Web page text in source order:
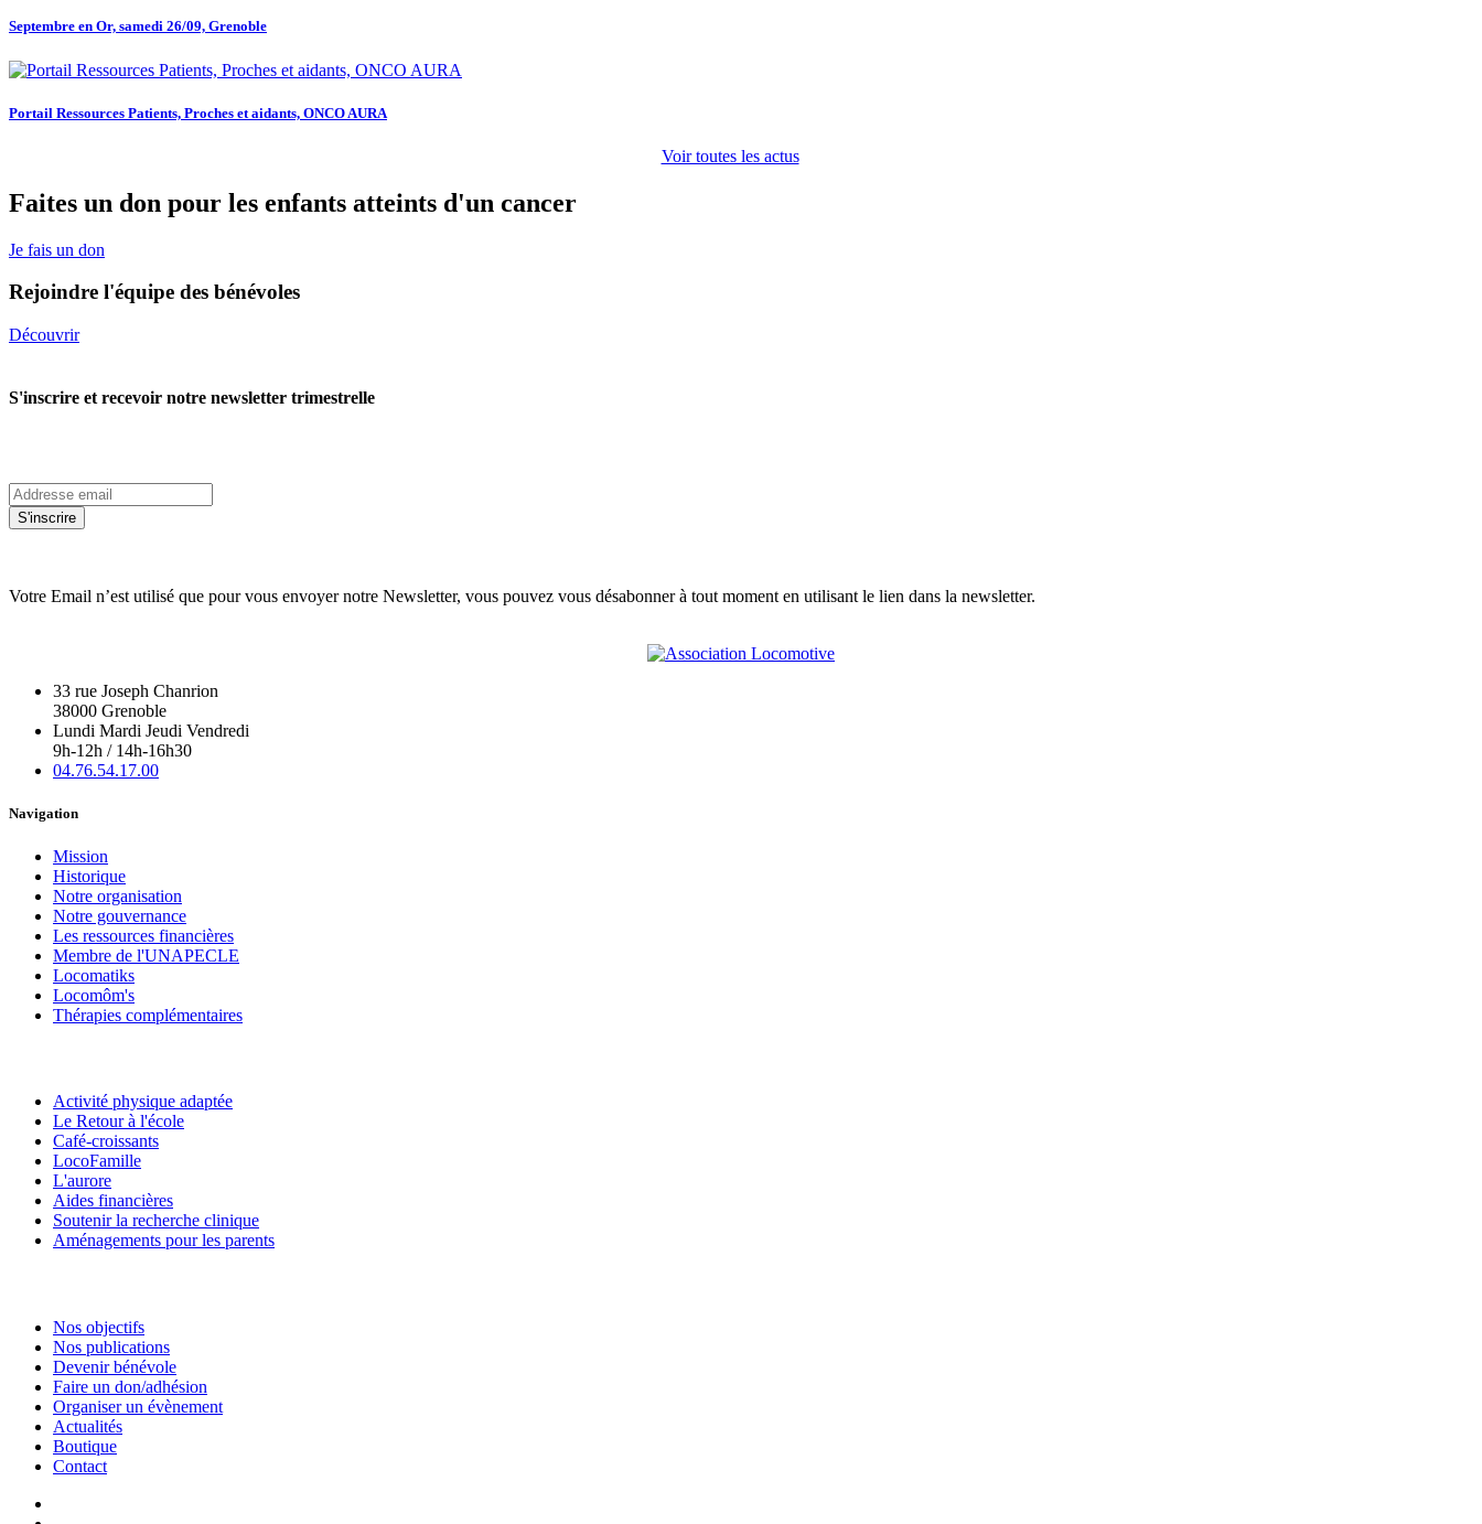
Septembre en Or, samedi 26/09, Grenoble
Portail Ressources Patients, Proches et aidants, ONCO AURA
Voir toutes les actus
Faites un don pour les enfants atteints d'un cancer
Je fais un don
Rejoindre l'équipe des bénévoles
Découvrir
S'inscrire et recevoir notre newsletter trimestrelle
S'inscrire
Votre Email n’est utilisé que pour vous envoyer notre Newsletter, vous pouvez vous désabonner à tout moment en utilisant le lien dans la newsletter.
33 rue Joseph Chanrion
38000 Grenoble
Lundi Mardi Jeudi Vendredi
9h-12h / 14h-16h30
04.76.54.17.00
Navigation
Mission
Historique
Notre organisation
Notre gouvernance
Les ressources financières
Membre de l'UNAPECLE
Locomatiks
Locomôm's
Thérapies complémentaires
Activité physique adaptée
Le Retour à l'école
Café-croissants
LocoFamille
L'aurore
Aides financières
Soutenir la recherche clinique
Aménagements pour les parents
Nos objectifs
Nos publications
Devenir bénévole
Faire un don/adhésion
Organiser un évènement
Actualités
Boutique
Contact